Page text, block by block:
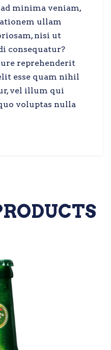
minima veniam,
ullam
nisi ut
consequatur?
reprehenderit
esse quam nihil
vel illum qui
voluptas nulla